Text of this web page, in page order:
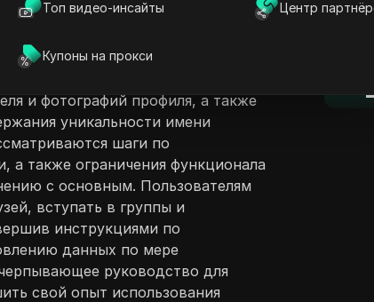
Топ видео-инсайты Центр
Купоны на прокси
Задайте вопросы об этой странице
одной учетной записи,
друзей для каждого
и фотографий профиля, а также
уникальности имени
шаги по
также ограничения функционала
с основным. Пользователям
вступать в группы и
инструкциями по
данных по мере
руководство для
свой опыт использования